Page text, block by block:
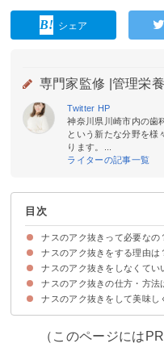
シェア
専門家監修 | 管理栄
Twitter HP
神奈川県川崎市内の歯
という新たな分野を様
ります。...
ライターの記事一覧
目次
ナスのアク抜きって必要なの
ナスのアク抜きをする理由は
理由①色合いを良くする
理由②えぐみを取り除く
アク抜きを忘れた場合の対
ナスのアク抜きをしなくてい
①旬の時期が6月頃のナスを
②水ナスなどのアクが少ない
③ナスをカットしてすぐ加熱
ナスのアク抜きの仕方・方法
①水にさらす方法
②塩水にさらす方法
③塩を振る方法
④ナスをレンジで加熱する
ナスのアク抜きをして美味し
（このページには